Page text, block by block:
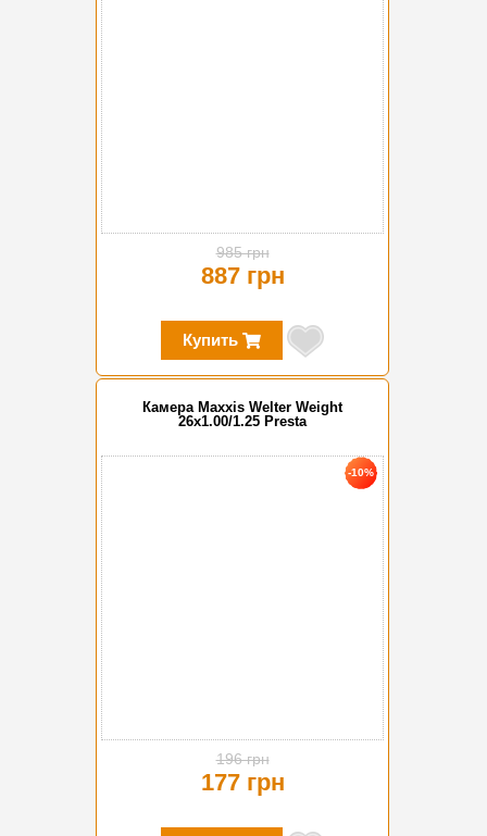
985 грн
887 грн
Купить
Камера Maxxis Welter Weight
26x1.00/1.25 Presta
-10%
196 грн
177 грн